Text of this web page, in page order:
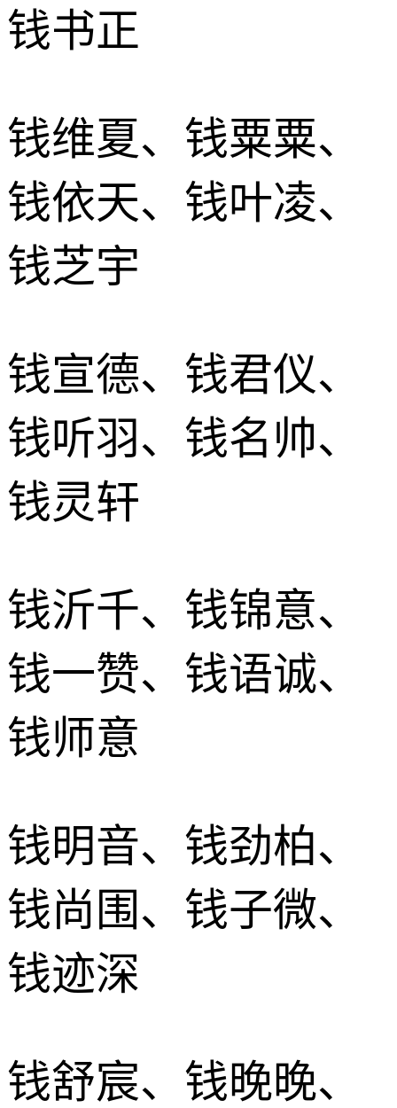
钱书正
钱维夏、钱粟粟、
钱依天、钱叶凌、
钱芝宇
钱宣德、钱君仪、
钱听羽、钱名帅、
钱灵轩
钱沂千、钱锦意、
钱一赞、钱语诚、
钱师意
钱明音、钱劲柏、
钱尚围、钱子微、
钱迹深
钱舒宸、钱晚晚、